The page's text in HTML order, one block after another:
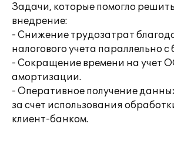
Задачи, которые помогло
внедрение:
- Снижение трудозатрат
налогового учета параллельно с
- Сокращение времени на учет
амортизации.
- Оперативное получение
за счет использования
клиент-банком.